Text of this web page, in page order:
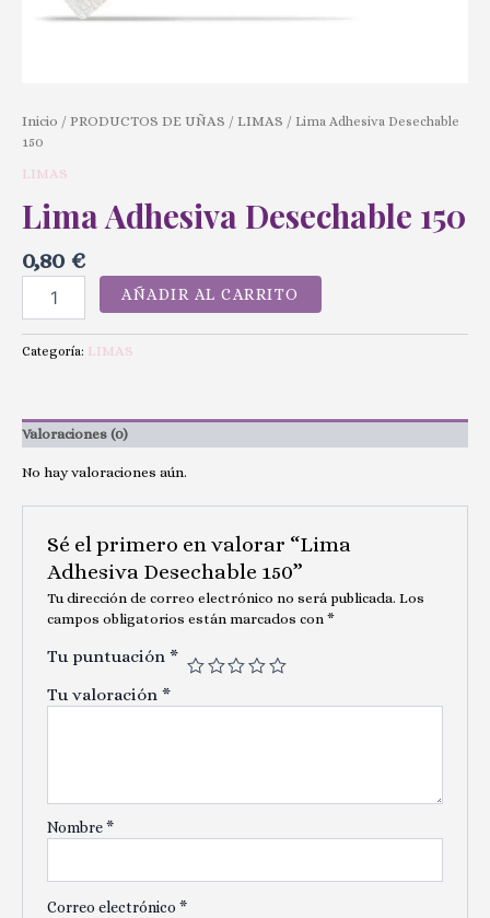
Inicio / PRODUCTOS DE UÑAS / LIMAS / Lima Adhesiva Desechable
150
LIMAS
Lima Adhesiva Desechable 150
0,80 €
AÑADIR AL CARRITO
Categoría: LIMAS
Valoraciones (0)
No hay valoraciones aún.
Sé el primero en valorar “Lima
Adhesiva Desechable 150”
Tu dirección de correo electrónico no será publicada. Los
campos obligatorios están marcados con *
Tu puntuación *
Tu valoración *
Nombre*
Correo electrónico *